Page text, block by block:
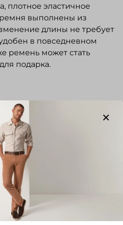
плотное эластичное
выполнены из
длины не требует
в повседневном
ремень может стать
подарка.
оставлял